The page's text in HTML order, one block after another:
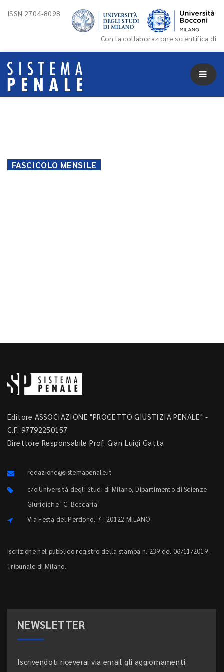
ISSN 2704-8098
Con la collaborazione scientifica di
FASCICOLO MENSILE
Editore ASSOCIAZIONE "PROGETTO GIUSTIZIA PENALE" -
C.F. 97792250157
Direttore Responsabile Prof. Gian Luigi Gatta
redazione@sistemapenale.it
c/o Università degli Studi di Milano, Dipartimento di Scienze
Giuridiche "C. Beccaria"
Via Festa del Perdono, 7 - 20122 MILANO
Iscrizione nel pubblico registro della stampa n. 239 del 06/11/2019 -
Tribunale di Milano.
NEWSLETTER
Iscrivendoti riceverai via email gli aggiornamenti.